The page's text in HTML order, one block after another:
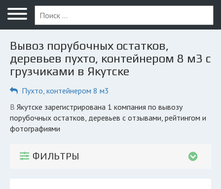
Меню
Главная
Вопрос юристу
Якутск
ПОЛЬЗОВАТЕЛЯМ
Компании
Экоблог
Личный кабинет
Вывоз порубочных остатков,
деревьев пухто, контейнером 8 м3 с
грузчиками в Якутске
Пухто, контейнером 8 м3
в Якутске зарегистрирована 1 компания по вывозу
порубочных остатков, деревьев с отзывами, рейтингом и
фотографиями
ФИЛЬТРЫ